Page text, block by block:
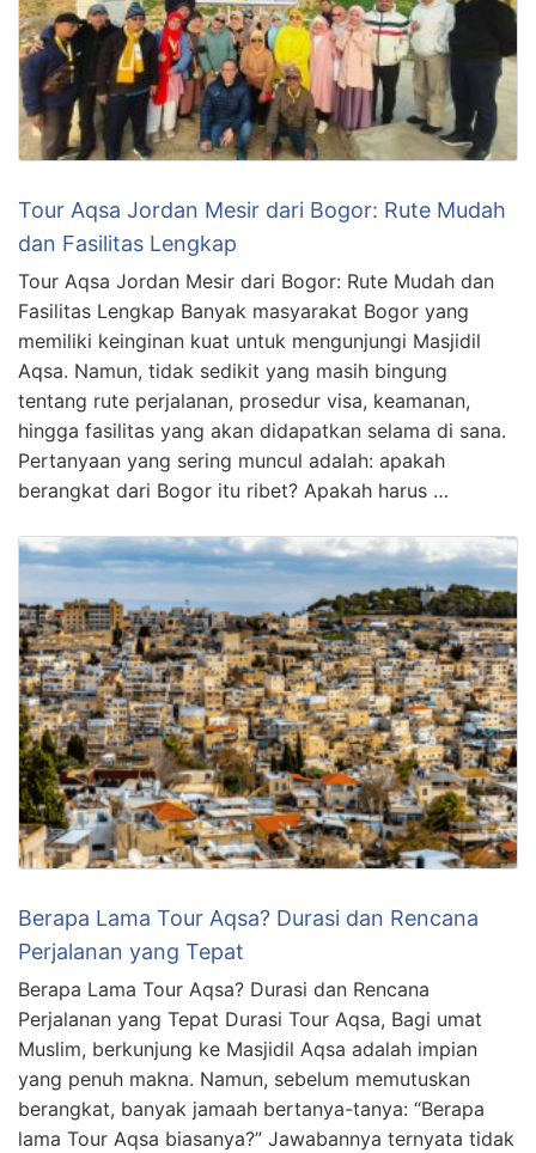
Tour Aqsa Jordan Mesir dari Bogor: Rute Mudah
dan Fasilitas Lengkap
Tour Aqsa Jordan Mesir dari Bogor: Rute Mudah dan
Fasilitas Lengkap Banyak masyarakat Bogor yang
memiliki keinginan kuat untuk mengunjungi Masjidil
Aqsa. Namun, tidak sedikit yang masih bingung
tentang rute perjalanan, prosedur visa, keamanan,
hingga fasilitas yang akan didapatkan selama di sana.
Pertanyaan yang sering muncul adalah: apakah
berangkat dari Bogor itu ribet? Apakah harus …
Berapa Lama Tour Aqsa? Durasi dan Rencana
Perjalanan yang Tepat
Berapa Lama Tour Aqsa? Durasi dan Rencana
Perjalanan yang Tepat Durasi Tour Aqsa, Bagi umat
Muslim, berkunjung ke Masjidil Aqsa adalah impian
yang penuh makna. Namun, sebelum memutuskan
berangkat, banyak jamaah bertanya-tanya: “Berapa
lama Tour Aqsa biasanya?” Jawabannya ternyata tidak